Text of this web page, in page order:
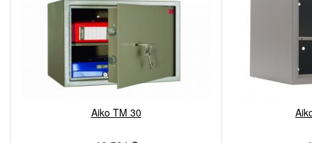
Aiko TM 30